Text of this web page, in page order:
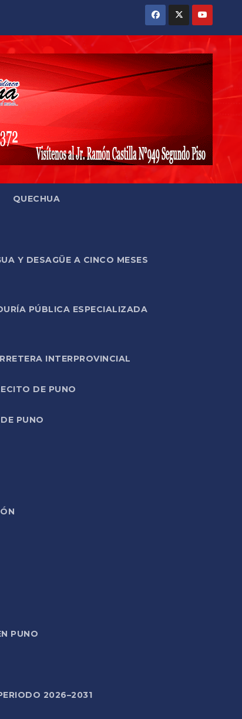
QUECHUA
Y DESAGÜE A CINCO MESES
PÚBLICA ESPECIALIZADA
INTERPROVINCIAL
DE PUNO
PUNO
PUNO
2026–2031